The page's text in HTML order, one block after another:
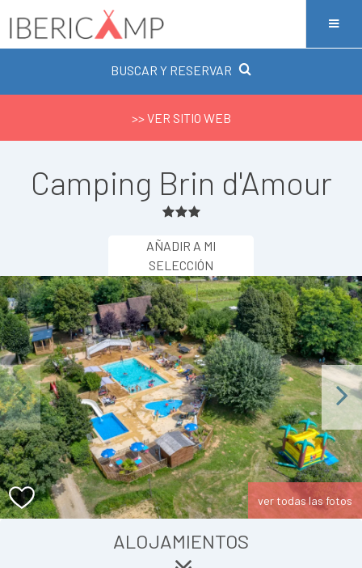
BUSCAR Y RESERVAR
>> VER SITIO WEB
Camping Brin d'Amour
AÑADIR A MI
SELECCIÓN
Next
ver todas las fotos
ALOJAMIENTOS